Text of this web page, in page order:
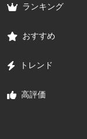
ランキング
おすすめ
トレンド
高評価